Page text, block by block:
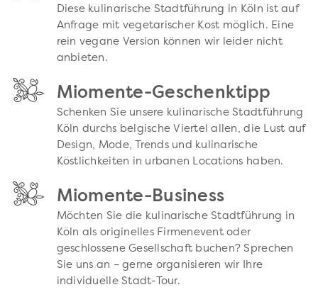
Diese kulinarische Stadtführung in Köln ist auf
Anfrage mit vegetarischer Kost möglich. Eine
rein vegane Version können wir leider nicht
anbieten.
Miomente-Geschenktipp
Schenken Sie unsere kulinarische Stadtführung
Köln durchs belgische Viertel allen, die Lust auf
Design, Mode, Trends und kulinarische
Köstlichkeiten in urbanen Locations haben.
Miomente-Business
Möchten Sie die kulinarische Stadtführung in
Köln als originelles Firmenevent oder
geschlossene Gesellschaft buchen? Sprechen
Sie uns an – gerne organisieren wir Ihre
individuelle Stadt-Tour.